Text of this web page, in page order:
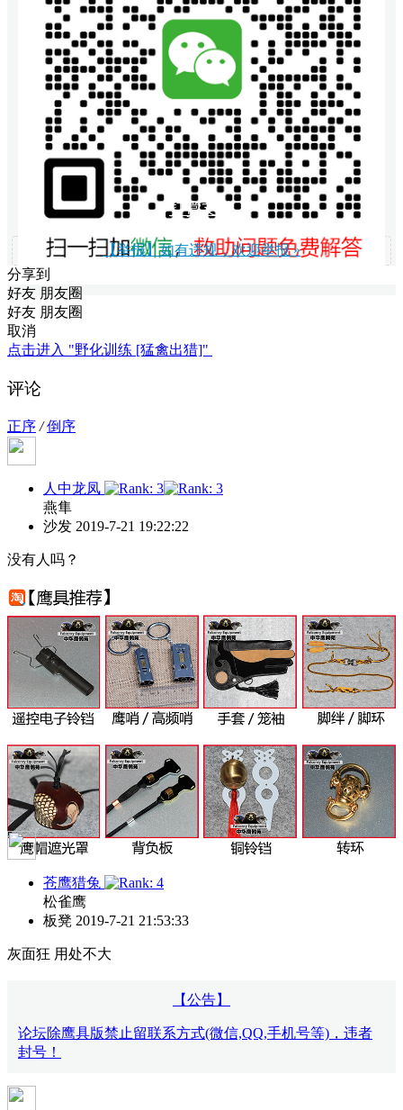
打赏支持
【举报】如有违规，欢迎举报 »
分享到
好友 朋友圈
好友 朋友圈
取消
点击进入 "野化训练 [猛禽出猎]"
评论
正序 / 倒序
人中龙凤
燕隼
沙发 2019-7-21 19:22:22
没有人吗？
苍鹰猎兔
松雀鹰
板凳 2019-7-21 21:53:33
灰面狂 用处不大
【公告】
论坛除鹰具版禁止留联系方式(微信,QQ,手机号等)，违者
封号！